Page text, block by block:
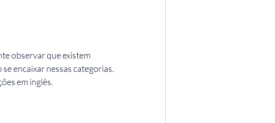
observar que existem
encaixar nessas categorias.
em inglês.